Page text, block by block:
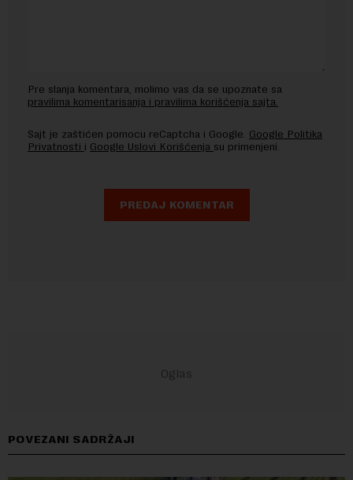
Pre slanja komentara, molimo vas da se upoznate sa
pravilima komentarisanja i pravilima korišćenja sajta.
Sajt je zaštićen pomocu reCaptcha i Google. Google Politika
Privatnosti i Google Uslovi Korišćenja su primenjeni.
POVEZANI SADRŽAJI